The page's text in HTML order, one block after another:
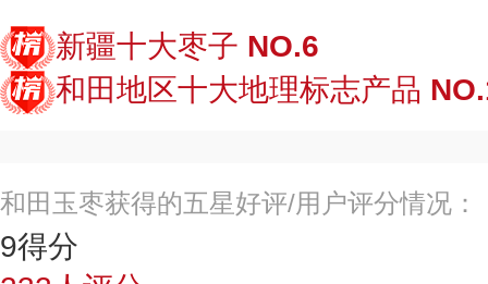
新疆十大枣子 NO.6
和田地区十大地理标志产品
和田玉枣获得的五星好评/用户评分情况：
9得分